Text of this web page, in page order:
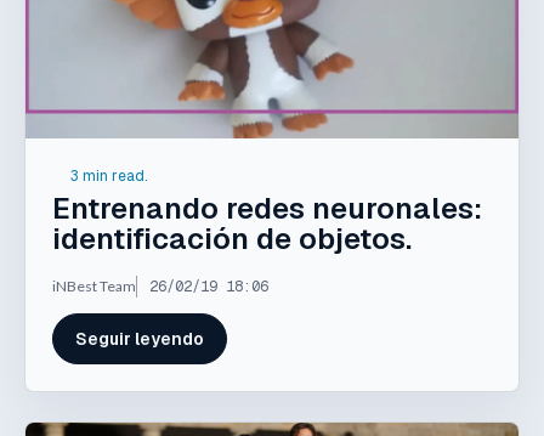
3 min read.
Entrenando redes neuronales:
identificación de objetos.
iNBest Team 26/02/19 18:06
Seguir leyendo